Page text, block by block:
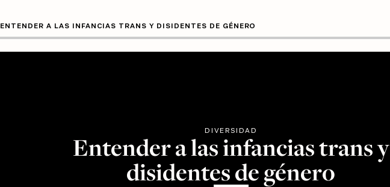
ENTENDER A LAS INFANCIAS TRANS Y DISIDENTES DE GÉNERO
DIVERSIDAD
Entender a las infancias trans y
disidentes de género